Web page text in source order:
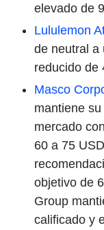
elevado de
Lululemon
de neutral a
reducido de
Masco
mantiene
mercado
60 a 75
objetivo de
Group
calificado y